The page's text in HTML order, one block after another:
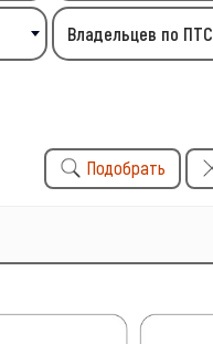
Владельцев по ПТС
Подобрать